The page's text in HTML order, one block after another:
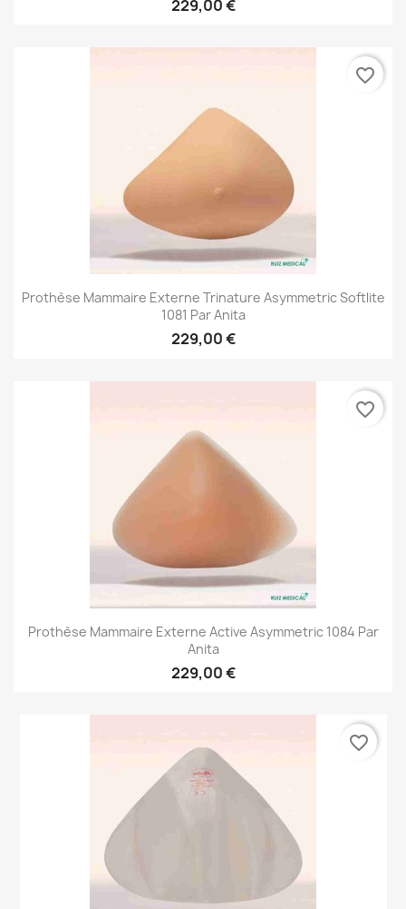
229,00 €
Prothèse Mammaire Externe Trinature Asymmetric Softlite
1081 Par Anita
229,00 €
favorite_border
Prothèse Mammaire Externe Active Asymmetric 1084 Par
Anita
229,00 €
favorite_border
favorite_border